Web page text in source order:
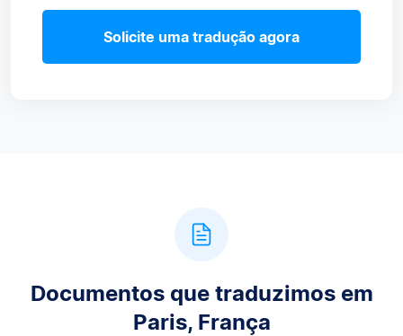
Solicite uma tradução agora
Documentos que traduzimos em
Paris, França